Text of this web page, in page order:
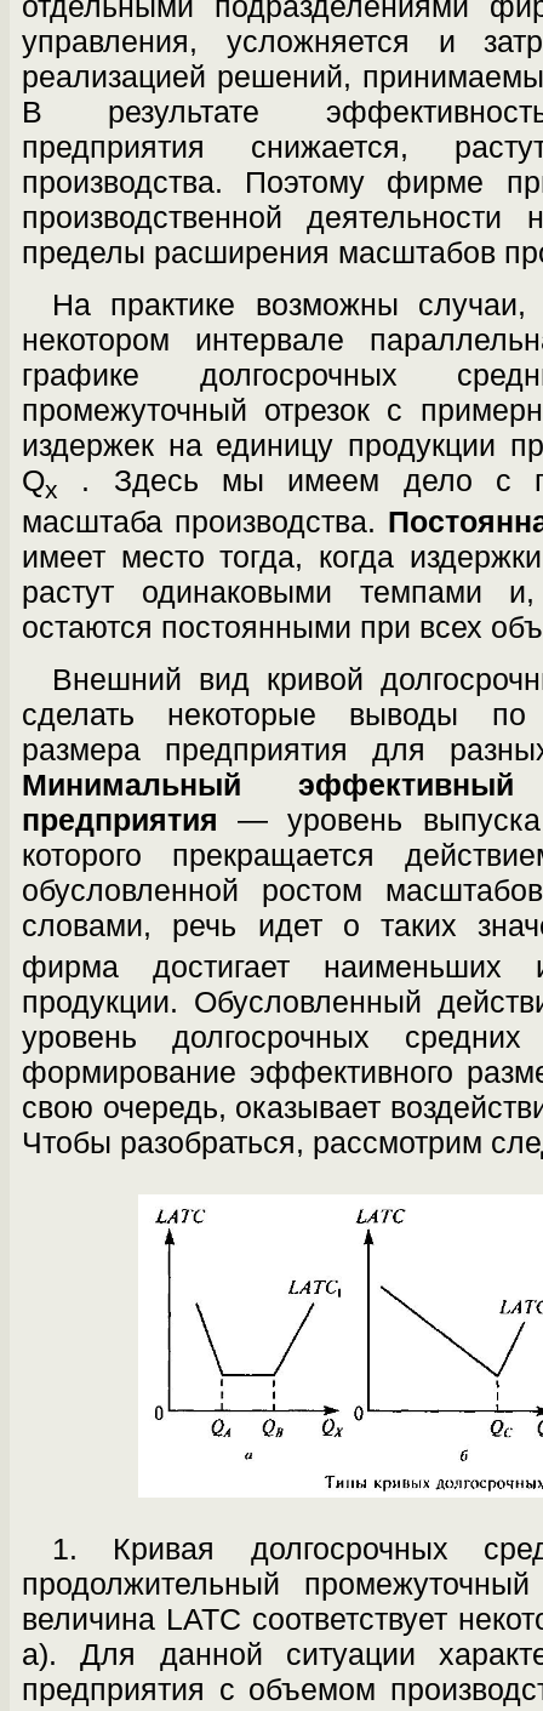
управления, усложняется и
реализацией решений,
В результате
предприятия снижается,
производства. Поэтому фирме
производственной деятельности
пределы расширения масштабов
На практике возможны
неко­тором интервале
графике долго­срочных
промежуточный отрезок с
издержек на единицу продукции
Qx
. Здесь мы имеем дело с
масштаба производства.
имеет место тогда, когда
растут одинаковыми темпами
остаются постоянными при всех
Внешний вид кривой
сде­лать некоторые выводы по
размера пред­приятия для
Минимальный
предприятия — уровень
которого прекращается
обусловленной ростом
словами, речь идет о таких
фирма достигает наименьших
продукции. Обу­словленный
уровень долгосрочных
формирование эффективного
свою очередь, оказывает
Чтобы разобраться, рассмотрим
1. Кривая долгосрочных
продолжи­тельный
величина LATC соответствует
а). Для данной ситуации
предприятия с объемом